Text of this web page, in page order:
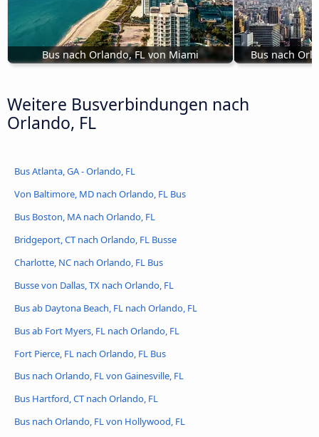
Bus nach Orlando, FL von Miami Bus nach
Weitere Busverbindungen nach
Orlando, FL
Bus Atlanta, GA - Orlando, FL
Von Baltimore, MD nach Orlando, FL Bus
Bus Boston, MA nach Orlando, FL
Bridgeport, CT nach Orlando, FL Busse
Charlotte, NC nach Orlando, FL Bus
Busse von Dallas, TX nach Orlando, FL
Bus ab Daytona Beach, FL nach Orlando, FL
Bus ab Fort Myers, FL nach Orlando, FL
Fort Pierce, FL nach Orlando, FL Bus
Bus nach Orlando, FL von Gainesville, FL
Bus Hartford, CT nach Orlando, FL
Bus nach Orlando, FL von Hollywood, FL